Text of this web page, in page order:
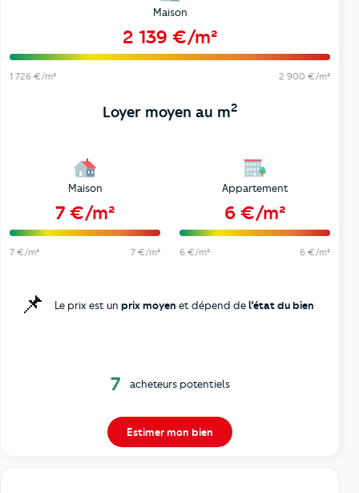
Maison
2 139 €/m²
1 726 €/m² 2 900 €/m²
Loyer moyen au m2
Maison
7 €/m²
7 €/m² 7 €/m²
Appartement
6 €/m²
6 €/m² 6 €/m²
📌 Le prix est un prix moyen et dépend del’état du bien
7 acheteurs potentiels
Estimer mon bien